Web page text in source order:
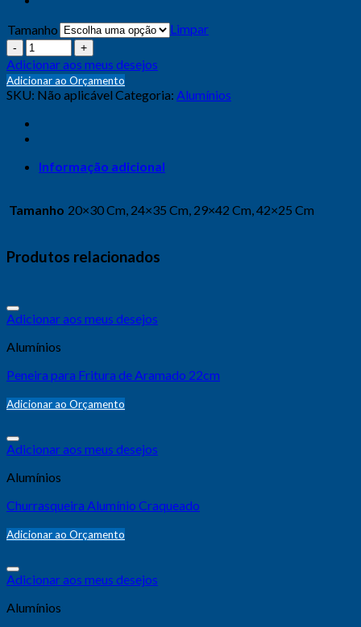
Tamanho
Limpar
Quantidade
Adicionar aos meus desejos
Adicionar ao Orçamento
SKU: Não aplicável Categoria: Alumínios
Informação adicional
Tamanho 20×30 Cm, 24×35 Cm, 29×42 Cm, 42×25 Cm
Produtos relacionados
Adicionar aos meus desejos
Alumínios
Peneira para Fritura de Aramado 22cm
Adicionar ao Orçamento
Adicionar aos meus desejos
Alumínios
Churrasqueira Alumínio Craqueado
Adicionar ao Orçamento
Adicionar aos meus desejos
Alumínios